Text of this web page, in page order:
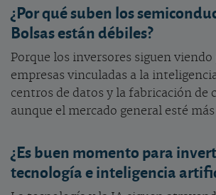
¿Por qué suben los
Bolsas están débiles?
Porque los inversores siguen
empresas vinculadas a la
centros de datos y la fabricación de
aunque el mercado general esté
¿Es buen momento para
tecnología e inteligencia